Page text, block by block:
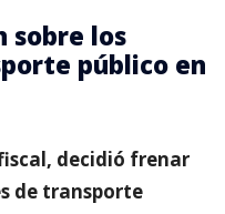
sobre los
público en
decidió frenar
de transporte